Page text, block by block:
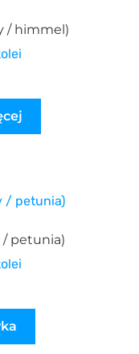
/ himmel)
/ petunia)